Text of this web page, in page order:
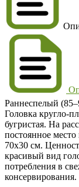
Раннеспелый
Головка кругло-
бугристая. На
постоянное
70x30 см.
красивый вид
потребления в